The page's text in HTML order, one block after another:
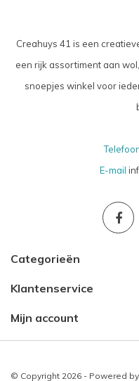
Creahuys 41 is een
een rijk assortiment aan
snoepjes winkel voor
E-mail
Categorieën
Klantenservice
Mijn account
© Copyright 2026 - Powered by